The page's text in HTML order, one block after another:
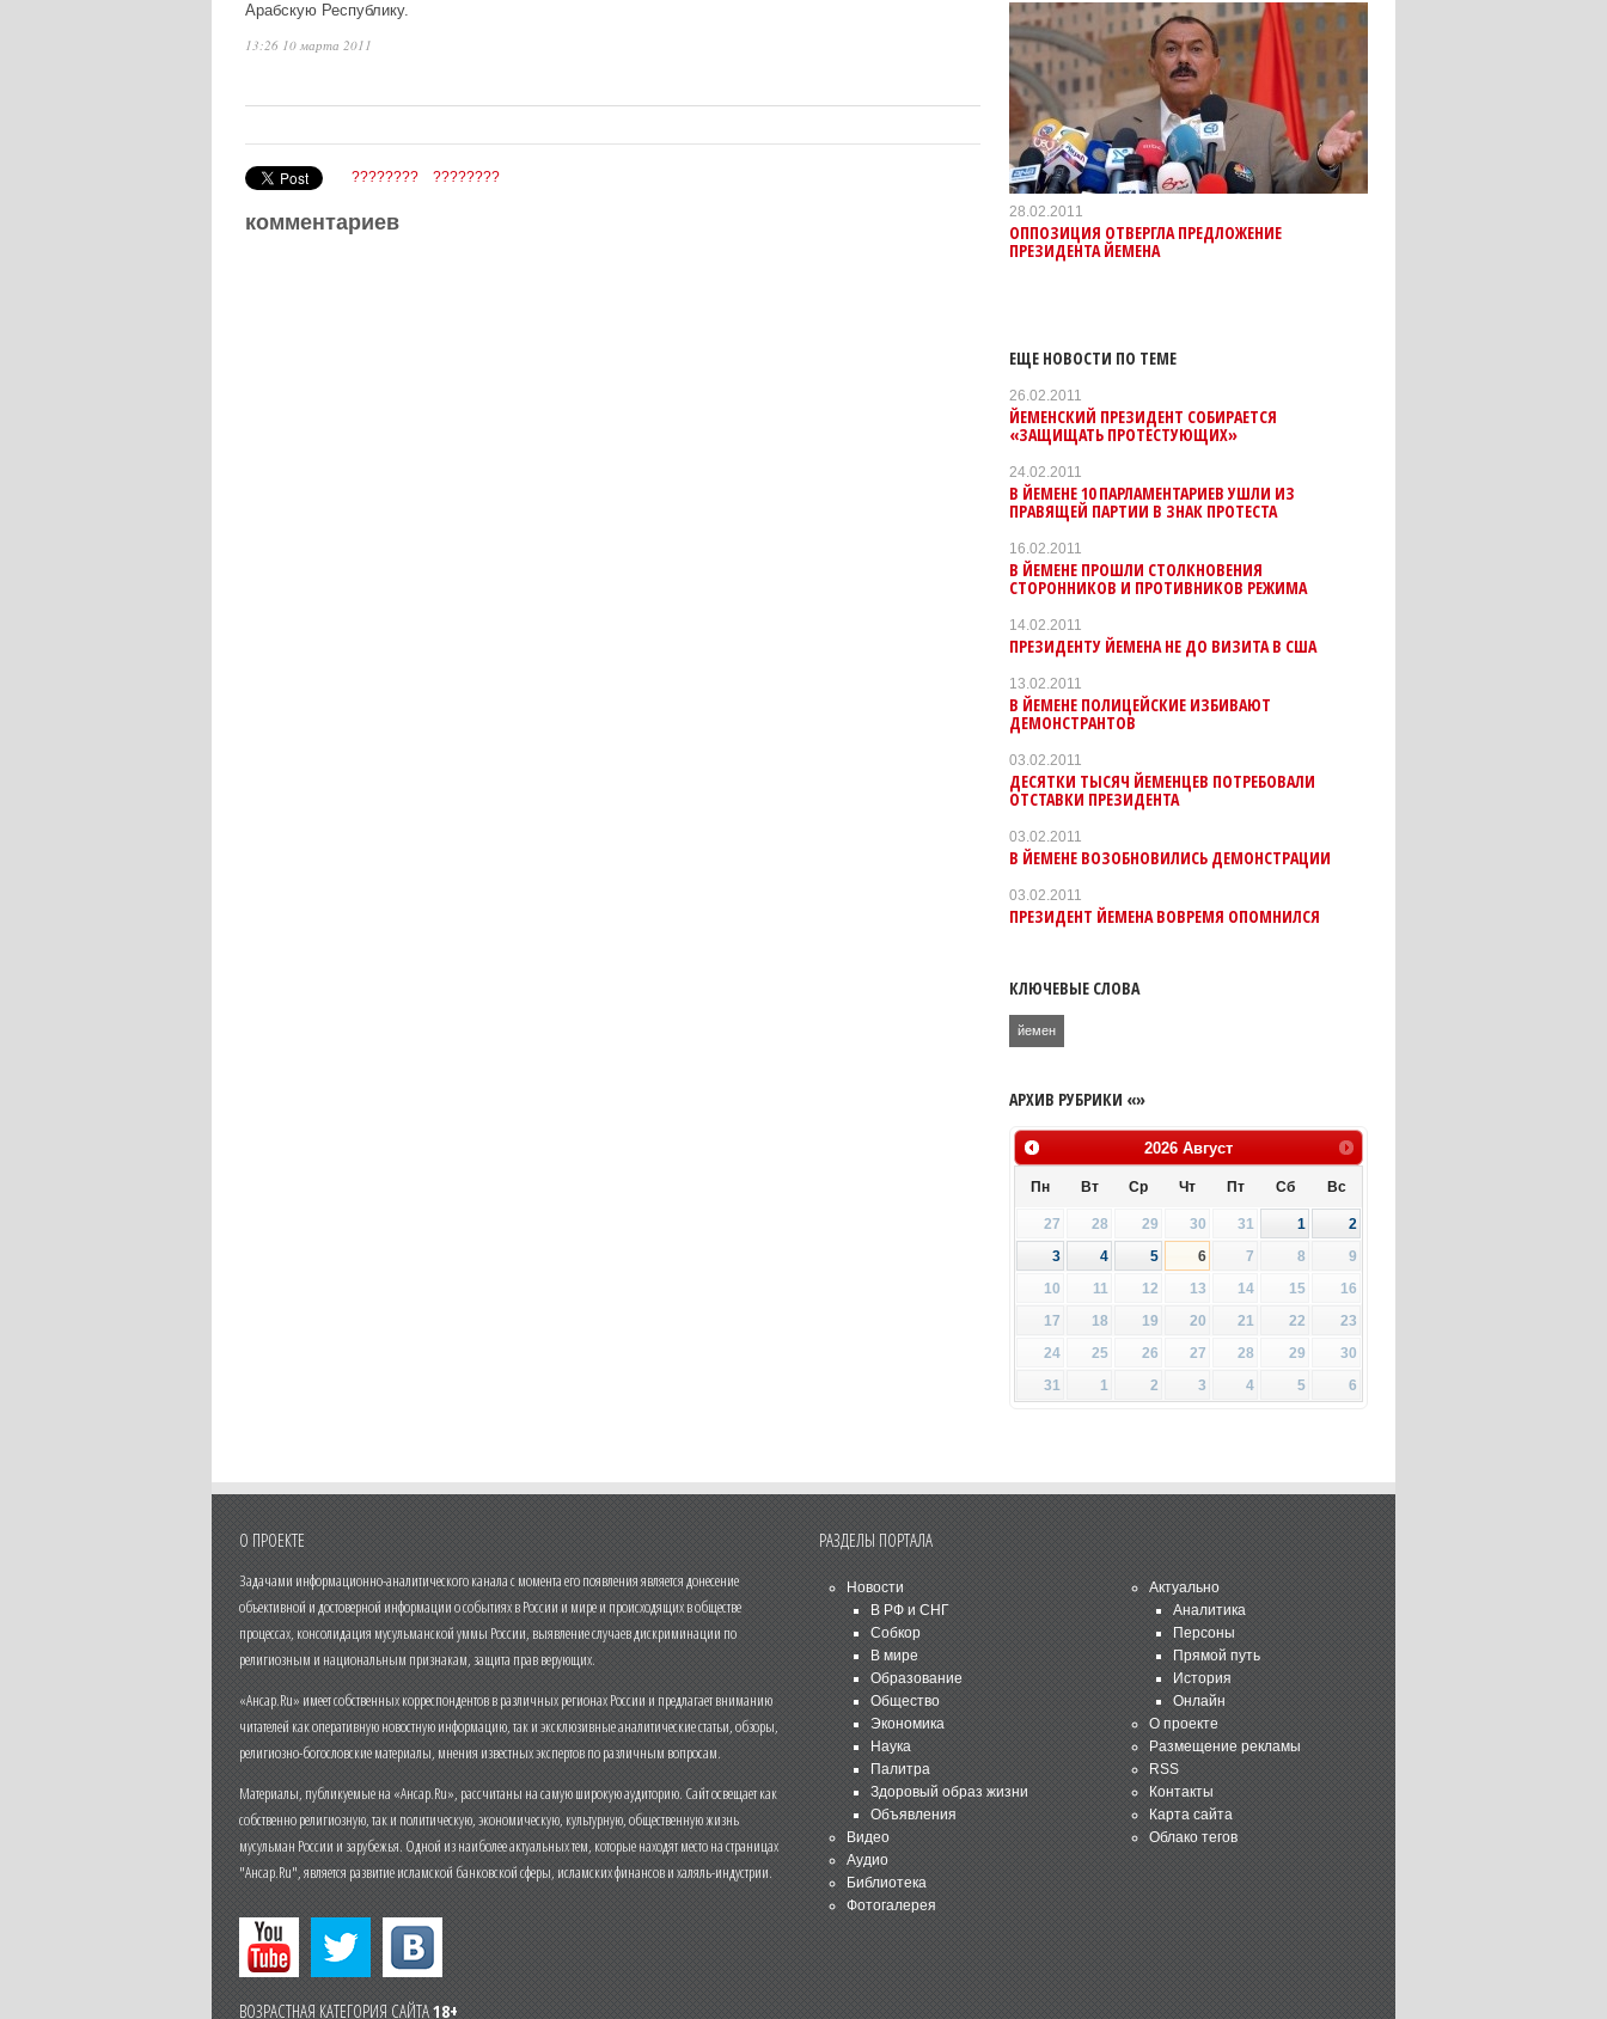
Арабскую Республику.
13:26 10 марта 2011
???????? ????????
комментариев 28.02.2011
ОППОЗИЦИЯ ОТВЕРГЛА ПРЕДЛОЖЕНИЕ
ПРЕЗИДЕНТА ЙЕМЕНА
ЕЩЕ НОВОСТИ ПО ТЕМЕ
26.02.2011
ЙЕМЕНСКИЙ ПРЕЗИДЕНТ СОБИРАЕТСЯ
«ЗАЩИЩАТЬ ПРОТЕСТУЮЩИХ»
24.02.2011
В ЙЕМЕНЕ 10 ПАРЛАМЕНТАРИЕВ УШЛИ ИЗ
ПРАВЯЩЕЙ ПАРТИИ В ЗНАК ПРОТЕСТА
16.02.2011
В ЙЕМЕНЕ ПРОШЛИ СТОЛКНОВЕНИЯ
СТОРОННИКОВ И ПРОТИВНИКОВ РЕЖИМА
14.02.2011
ПРЕЗИДЕНТУ ЙЕМЕНА НЕ ДО ВИЗИТА В США
13.02.2011
В ЙЕМЕНЕ ПОЛИЦЕЙСКИЕ ИЗБИВАЮТ
ДЕМОНСТРАНТОВ
03.02.2011
ДЕСЯТКИ ТЫСЯЧ ЙЕМЕНЦЕВ ПОТРЕБОВАЛИ
ОТСТАВКИ ПРЕЗИДЕНТА
03.02.2011
В ЙЕМЕНЕ ВОЗОБНОВИЛИСЬ ДЕМОНСТРАЦИИ
03.02.2011
ПРЕЗИДЕНТ ЙЕМЕНА ВОВРЕМЯ ОПОМНИЛСЯ
КЛЮЧЕВЫЕ СЛОВА
йемен
АРХИВ РУБРИКИ «»
2026 Август
Пн Вт Ср Чт Пт Сб Вс
27 28 29 30 31 1
2
3
4 5 6 7 8
9
10
11 12 13 14 15
16
17
18 19 20 21 22
23
24
25 26 27 28 29
30
31
1 2 3 4 5 6
О ПРОЕКТЕ
Задачами информационно-аналитического канала с момента его появления является донесение
объективной и достоверной информации о событиях в России и мире и происходящих в обществе
процессах, консолидация мусульманской уммы России, выявление случаев дискриминации по
религиозным и национальным признакам, защита прав верующих.
«Ансар.Ru» имеет собственных корреспондентов в различных регионах России и предлагает вниманию
читателей как оперативную новостную информацию, так и эксклюзивные аналитические статьи, обзоры,
религиозно-богословские материалы, мнения известных экспертов по различным вопросам.
Материалы, публикуемые на «Ансар.Ru», рассчитаны на самую широкую аудиторию. Сайт освещает как
собственно религиозную, так и политическую, экономическую, культурную, общественную жизнь
мусульман России и зарубежья. Одной из наиболее актуальных тем, которые находят место на страницах
"Ансар.Ru", является развитие исламской банковской сферы, исламских финансов и халяль-индустрии.
ВОЗРАСТНАЯ КАТЕГОРИЯ САЙТА18+
РАЗДЕЛЫ ПОРТАЛА
Новости
В РФ и СНГ
Собкор
В мире
Образование
Общество
Экономика
Наука
Палитра
Здоровый образ жизни
Объявления
Видео
Аудио
Библиотека
Фотогалерея
Актуально
Аналитика
Персоны
Прямой путь
История
Онлайн
О проекте
Размещение рекламы
RSS
Контакты
Карта сайта
Облако тегов